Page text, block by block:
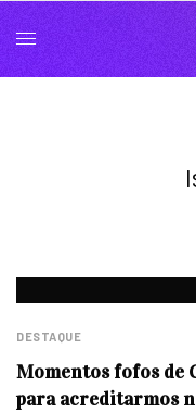
DESTAQUE
Momentos fofos de
para acreditarmos